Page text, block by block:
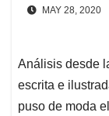
MAY 28, 2020
Análisis desde
escrita e
puso de moda